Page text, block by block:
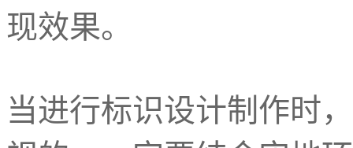
现效果。
当进行标识设计制作时